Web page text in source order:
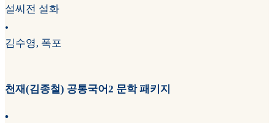
설씨전 설화
•
김수영, 폭포
천재(김종철) 공통국어2 문학 패키지
•